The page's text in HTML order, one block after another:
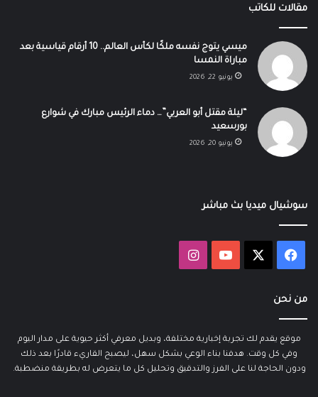
مقالات للكاتب
ميسي يتوج نفسه ملكًا لكأس العالم.. 10 أرقام قياسية بعد
مباراة النمسا
يونيو 22, 2026
“ليلة مقتل أبو العربي”… دماء الرئيس مبارك في شوارع
بورسعيد
يونيو 20, 2026
سوشيال ميديا بث مباشر
فيسبوك ‫YouTubeانستقرام
من نحن
موقع يقدم لك تجربة إخبارية مختلفة، وبديل معرفي أكثر حيوية على مدار اليوم
وفي كل وقت. هدفنا بناء الوعي بشكل سهل، ليصبح القاريء قادرًا بعد ذلك
ودون الحاجة لنا على الفرز والتدقيق وتحليل كل ما يتعرض له بطريقة منضطبة.